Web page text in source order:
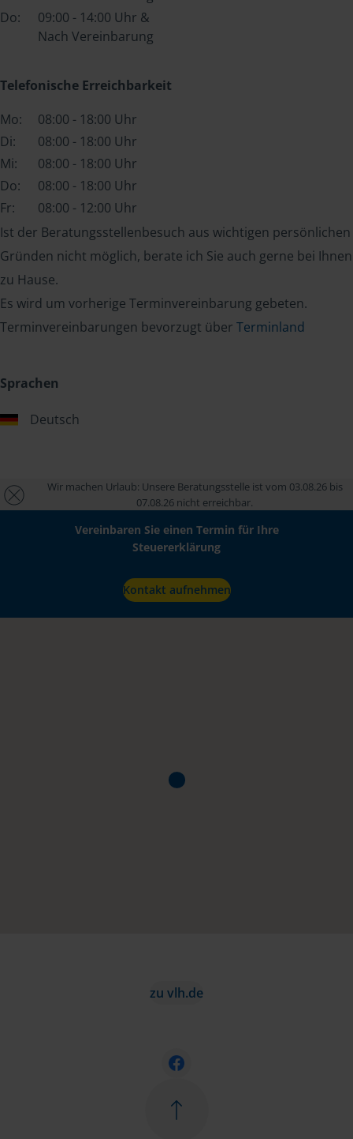
Do:
09:00 - 14:00 Uhr &
Nach Vereinbarung
Telefonische Erreichbarkeit
Mo:
08:00 - 18:00 Uhr
Di:
08:00 - 18:00 Uhr
Mi:
08:00 - 18:00 Uhr
Do:
08:00 - 18:00 Uhr
Fr:
08:00 - 12:00 Uhr
Ist der Beratungsstellenbesuch aus wichtigen persönlichen
Gründen nicht möglich, berate ich Sie auch gerne bei Ihnen
zu Hause.
Es wird um vorherige Terminvereinbarung gebeten.
Terminvereinbarungen bevorzugt über Terminland
Sprachen
Deutsch
Wir machen Urlaub: Unsere Beratungsstelle ist vom 03.08.26 bis
07.08.26 nicht erreichbar.
Vereinbaren Sie einen Termin für Ihre
Steuererklärung
Kontakt aufnehmen
zu vlh.de